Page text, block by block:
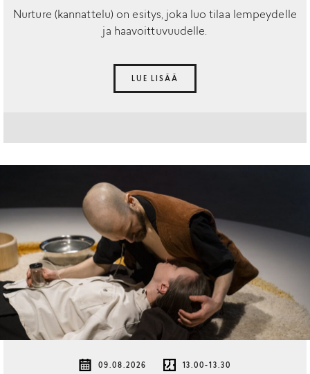
Nurture (kannattelu) on esitys, joka luo tilaa lempeydelle
ja haavoittuvuudelle.
LUE LISÄÄ
09.08.2026 13.00-13.30